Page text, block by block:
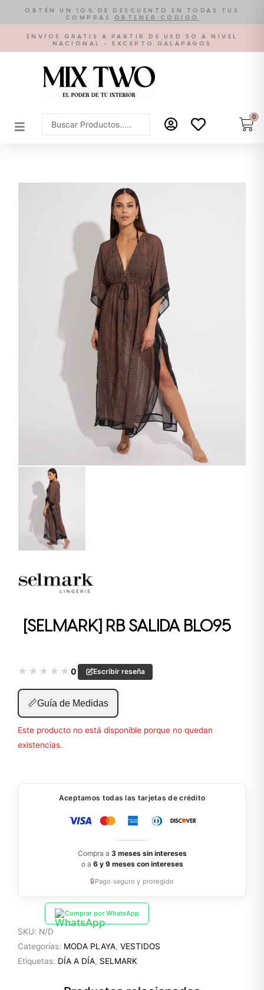
contenido
OBTÉN UN 10% DE DESCUENTO EN TODAS TUS
COMPRAS
OBTENER CÓDIGO
ENVÍOS GRATIS A PARTIR DE USD 50 A NIVEL
NACIONAL - EXCEPTO GALÁPAGOS
Search
...
0
[SELMARK] RB SALIDA BL095
★ ★ ★ ★ ★0 Escribir reseña
📏Guía de Medidas
Este producto no está disponible porque no quedan
existencias.
Aceptamos todas las tarjetas de crédito
Compra a 3 meses sin intereses
o a 6 y 9 meses con intereses
🔒Pago seguro y protegido
Comprar por WhatsApp
SKU: N/D
Categorías: MODA PLAYA, VESTIDOS
Etiquetas: DÍA A DÍA, SELMARK